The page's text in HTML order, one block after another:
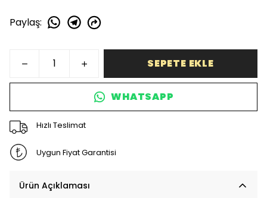
Paylaş:
SEPETE EKLE
WHATSAPP
Hızlı Teslimat
Uygun Fiyat Garantisi
Ürün Açıklaması